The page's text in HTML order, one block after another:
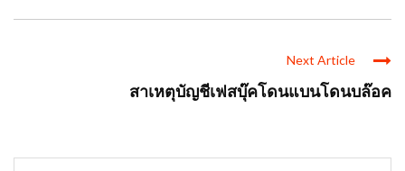
Next Article
สาเหตุบัญชีเฟสบุ๊คโดนแบนโดนบล๊อค